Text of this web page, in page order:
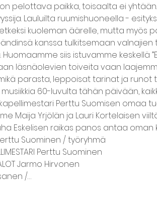
pelottava paikka, toisaalta ei
Lauluilta ruumishuoneella -
kuoleman äärelle, mutta myös
kanssa tulkitsemaan
Huomaamme siis istuvamme keskellä
läsnäolevien toiveita vaan
parasta, leppoisat tarinat ja
musiikkia 60-luvulta tähän päivään,
Perttu Suomisen omaa
Maija Yrjölän ja Lauri Kortelaisen
Eskelisen raikas panos antaa oman
Perttu Suominen / työryhmä
Perttu Suominen
Jarmo Hirvonen
/…